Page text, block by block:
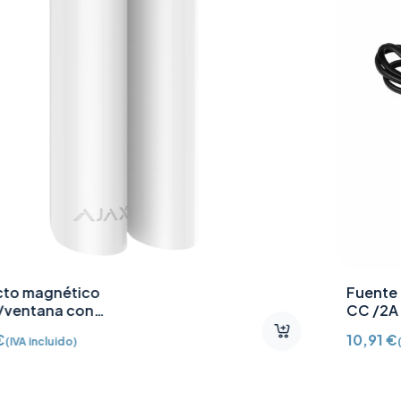
Fuente de alimentación 12V
CC /2A
10,91€(IVA incluido)